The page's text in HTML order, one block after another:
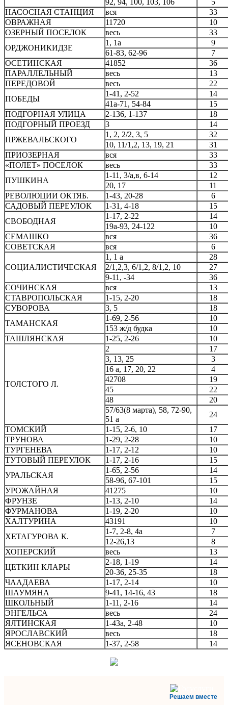
НАСОСНАЯ СТАНЦИЯ
вся
33
ОВРАЖНАЯ
11720
10
ОЗЕРНЫЙ ПОСЕЛОК
весь
33
ОРДЖОНИКИДЗЕ
1, 1а
9
61-83, 62-96
7
ОСЕТИНСКАЯ
41852
36
ПАРАЛЛЕЛЬНЫЙ
весь
13
ПЕРЕДОВОЙ
весь
22
ПОБЕДЫ
1-41, 2-52
14
41а-71, 54-84
15
ПОДГОРНАЯ УЛИЦА
2-136, 1-137
18
ПОДГОРНЫЙ ПРОЕЗД
3
14
ПРЖЕВАЛЬСКОГО
1, 2, 2/2, 3, 5
32
10, 11/1,2, 13, 19, 21
31
ПРИОЗЕРНАЯ
вся
33
«ПОЛЕТ» ПОСЕЛОК
весь
33
ПУШКИНА
1-11, 3/а,в, 6-14
12
20, 17
11
РЕВОЛЮЦИИ ОКТЯБ.
1-43, 20-28
6
САДОВЫЙ ПЕРЕУЛОК
1-31, 4-18
15
СВОБОДНАЯ
1-17, 2-22
14
19а-93, 24-122
10
СЕМАШКО
вся
36
СОВЕТСКАЯ
вся 6
СОЦИАЛИСТИЧЕСКАЯ
1, 1 а
28
2/1,2,3, 6/1,2, 8/1,2, 10
27
9-11, -34
36
СОЧИНСКАЯ
вся
13
СТАВРОПОЛЬСКАЯ
1-15, 2-20
18
СУВОРОВА
3, 5
18
ТАМАНСКАЯ
1-69, 2-56
10
153 ж/д будка
10
ТАШЛЯНСКАЯ
1-25, 2-26 10
ТОЛСТОГО Л.
2
17
3, 13, 25
3
16 а, 17, 20, 22
4
42708
19
45
22
48
20
57/63(8 марта), 58, 72-90,
51 а
24
ТОМСКИЙ
1-15, 2-6, 10
17
ТРУНОВА
1-29, 2-28
10
ТУРГЕНЕВА
1-17, 2-12
10
ТУТОВЫЙ ПЕРЕУЛОК
1-17, 2-16
15
УРАЛЬСКАЯ
1-65, 2-56
14
58-96, 67-101
15
УРОЖАЙНАЯ
41275
10
ФРУНЗЕ
1-13, 2-10
14
ФУРМАНОВА
1-19, 2-20
10
ХАЛТУРИНА
43191
10
ХЕТАГУРОВА К.
1-7, 2-8, 4а
7
12-26,13
8
ХОПЕРСКИЙ
весь
13
ЦЕТКИН КЛАРЫ
2-18, 1-19
14
20-36, 25-35
18
ЧААДАЕВА
1-17, 2-14
10
ШАУМЯНА
9-41, 14-16, 43
18
ШКОЛЬНЫЙ
1-11, 2-16
14
ЭНГЕЛЬСА
весь
24
ЯЛТИНСКАЯ
1-43а, 2-48
10
ЯРОСЛАВСКИЙ
весь
18
ЯСЕНОВСКАЯ
1-37, 2-58 14
Решаем вместе